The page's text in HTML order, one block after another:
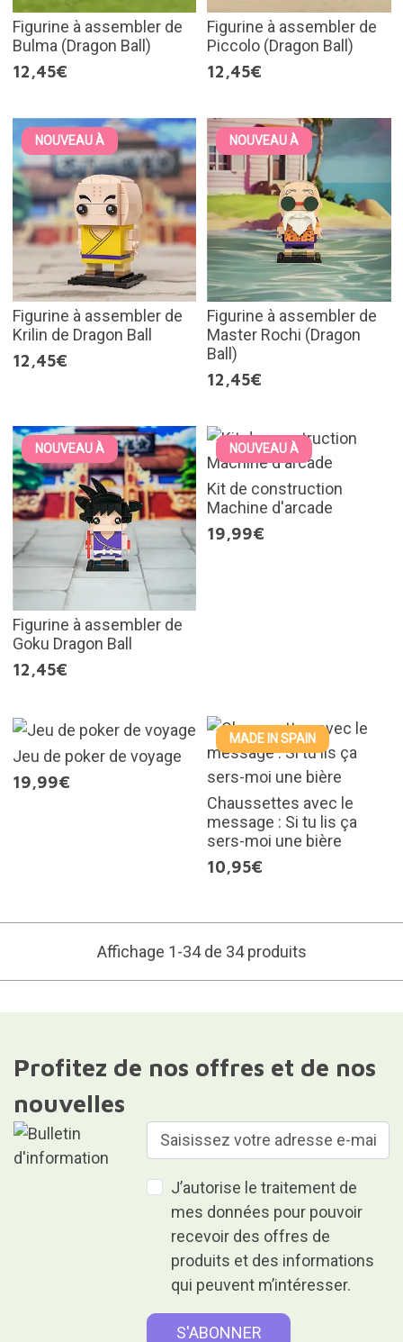
Figurine à assembler de
Bulma (Dragon Ball)
12,45€
Figurine à assembler de
Piccolo (Dragon Ball)
12,45€
NOUVEAU À
Figurine à assembler de
Krilin de Dragon Ball
12,45€
NOUVEAU À
Figurine à assembler de
Master Rochi (Dragon
Ball)
12,45€
NOUVEAU À
Figurine à assembler de
Goku Dragon Ball
12,45€
NOUVEAU À
Kit de construction
Machine d'arcade
19,99€
Jeu de poker de voyage
19,99€
MADE IN SPAIN
Chaussettes avec le
message : Si tu lis ça
sers-moi une bière
10,95€
Affichage 1-34 de 34 produits
Profitez de nos offres et de nos
nouvelles
J’autorise le traitement de
mes données pour pouvoir
recevoir des offres de
produits et des informations
qui peuvent m’intéresser.